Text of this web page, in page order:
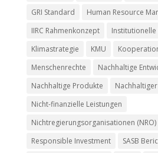
GRI Standard
Human Resource
IIRC Rahmenkonzept
Klimastrategie
KMU
Menschenrechte
Nachhaltige
Nachhaltige Produkte
Nicht-finanzielle Leistungen
Nichtregierungsorganisationen (NRO)
Responsible Investment
SASB